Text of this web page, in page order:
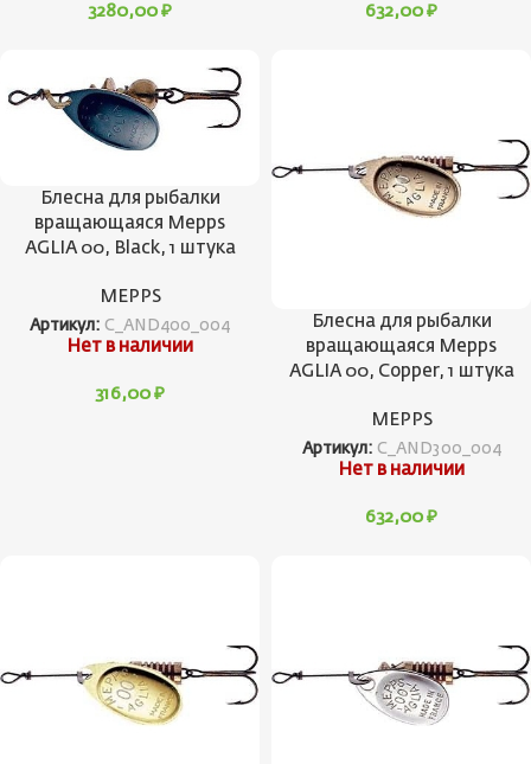
3280,00 ₽ 632,00 ₽
Блесна для рыбалки
вращающаяся Mepps
AGLIA 00, Black, 1 штука
MEPPS
Артикул: C_AND400_004
Нет в наличии
316,00 ₽
Блесна для рыбалки
вращающаяся Mepps
AGLIA 00, Copper, 1 штука
MEPPS
Артикул: C_AND300_004
Нет в наличии
632,00 ₽